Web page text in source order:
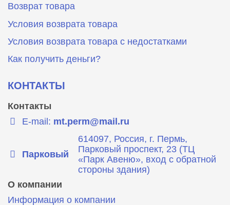
Возврат товара
Условия возврата товара
Условия возврата товара с недостатками
Как получить деньги?
КОНТАКТЫ
Контакты
E-mail: mt.perm@mail.ru
Парковый
614097, Россия, г. Пермь,
Парковый проспект, 23 (ТЦ
«Парк Авеню», вход с обратной
стороны здания)
О компании
Информация о компании